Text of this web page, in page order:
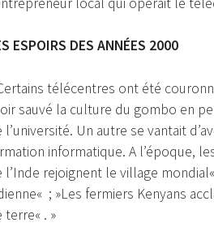
ESPOIRS DES ANNÉES 2000
télécentres ont été
sauvé la culture du gombo en
l’université. Un autre se vantait
informatique. A l’époque,
l’Inde rejoignent le village
; »Les fermiers Kenyans
terre« . »